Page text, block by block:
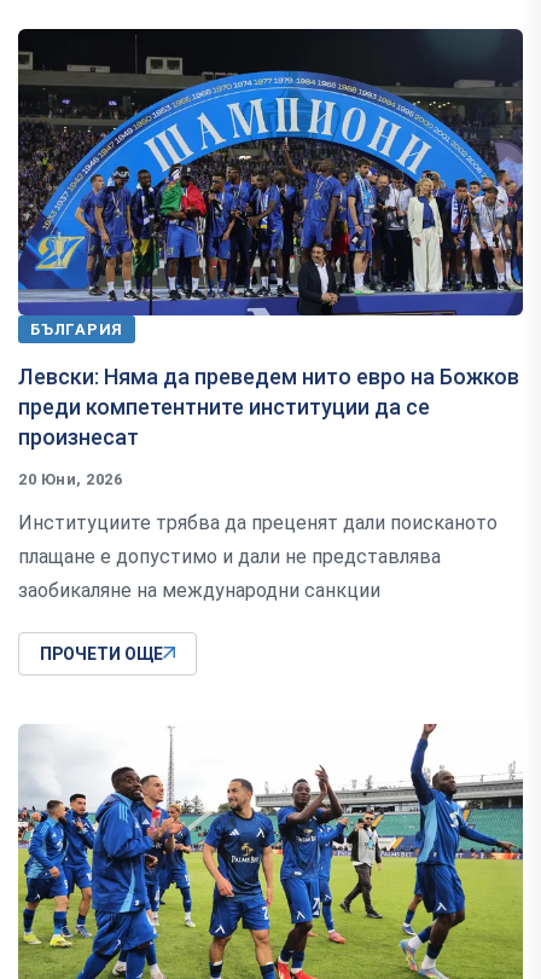
БЪЛГАРИЯ
Левски: Няма да преведем нито евро на Божков
преди компетентните институции да се
произнесат
20 Юни, 2026
Институциите трябва да преценят дали поисканото
плащане е допустимо и дали не представлява
заобикаляне на международни санкции
ПРОЧЕТИ ОЩЕ